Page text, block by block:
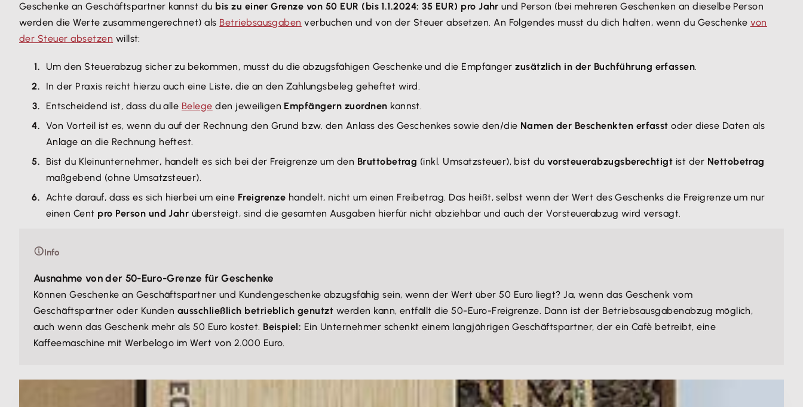
Geschenke an Geschäftspartner kannst du bis zu einer Grenze von 50 EUR (bis 1.1.2024: 35 EUR) pro Jahr und Person (bei mehreren Geschenken an dieselbe Person
werden die Werte zusammengerechnet) als Betriebsausgaben verbuchen und von der Steuer absetzen. An Folgendes musst du dich halten, wenn du Geschenke von
der Steuer absetzen willst:
Um den Steuerabzug sicher zu bekommen, musst du die abzugsfähigen Geschenke und die Empfängerzusätzlich in der Buchführung erfassen.
In der Praxis reicht hierzu auch eine Liste, die an den Zahlungsbeleg geheftet wird.
Entscheidend ist, dass du alle Belege den jeweiligen Empfängern zuordnen kannst.
Von Vorteil ist es, wenn du auf der Rechnung den Grund bzw. den Anlass des Geschenkes sowie den/die Namen der Beschenkten erfasst oder diese Daten als
Anlage an die Rechnung heftest.
Bist du Kleinunternehmer, handelt es sich bei der Freigrenze um den Bruttobetrag (inkl. Umsatzsteuer), bist duvorsteuerabzugsberechtigt ist der Nettobetrag
maßgebend (ohne Umsatzsteuer).
Achte darauf, dass es sich hierbei um eine Freigrenze handelt, nicht um einen Freibetrag. Das heißt, selbst wenn der Wert des Geschenks die Freigrenze um nur
einen Cent pro Person und Jahr übersteigt, sind die gesamten Ausgaben hierfür nicht abziehbar und auch der Vorsteuerabzug wird versagt.
Info
Ausnahme von der 50-Euro-Grenze für Geschenke
Können Geschenke an Geschäftspartner und Kundengeschenke abzugsfähig sein, wenn der Wert über 50 Euro liegt? Ja, wenn das Geschenk vom
Geschäftspartner oder Kunden ausschließlich betrieblich genutzt werden kann, entfällt die 50-Euro-Freigrenze. Dann ist der Betriebsausgabenabzug möglich,
auch wenn das Geschenk mehr als 50 Euro kostet. Beispiel: Ein Unternehmer schenkt einem langjährigen Geschäftspartner, der ein Cafè betreibt, eine
Kaffeemaschine mit Werbelogo im Wert von 2.000 Euro.